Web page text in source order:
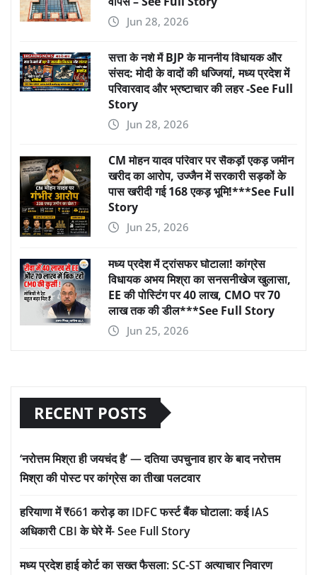
Jun 28, 2026
सत्ता के नशे में BJP के माननीय विधायक और
संसद: मोदी के वादों की धज्जियां, मध्य प्रदेश में
परिवारवाद और भ्रष्टाचार की लहर -See Full
Story
Jun 28, 2026
CM मोहन यादव परिवार पर सैकड़ों एकड़ जमीन
खरीद का आरोप, उज्जैन में सरकारी सड़कों के
पास खरीदी गई 168 एकड़ भूमि!***See Full
Story
Jun 25, 2026
मध्य प्रदेश में ट्रांसफर घोटाला! कांग्रेस
विधायक अभय मिश्रा का सनसनीखेज खुलासा,
EE की पोस्टिंग पर 40 लाख, CMO पर 70
लाख तक की डील***See Full Story
Jun 25, 2026
RECENT POSTS
‘नरोत्तम मिश्रा ही जयचंद है’ — दतिया उपचुनाव हार के बाद नरोत्तम
मिश्रा की पोस्ट पर कांग्रेस का तीखा पलटवार
हरियाणा में ₹661 करोड़ का IDFC फर्स्ट बैंक घोटाला: कई IAS
अधिकारी CBI के घेरे में- See Full Story
मध्य प्रदेश हाई कोर्ट का सख्त फैसला: SC-ST अत्याचार निवारण